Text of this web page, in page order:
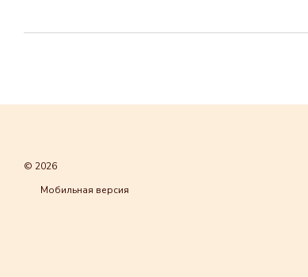
© 2026
Мобильная версия